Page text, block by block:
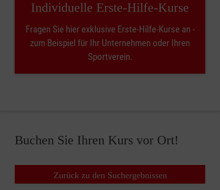
Individuelle Erste-Hilfe-Kurse
Fragen Sie hier exklusive Erste-Hilfe-Kurse an -
zum Beispiel für Ihr Unternehmen oder Ihren
Sportverein.
Buchen Sie Ihren Kurs vor Ort!
Zurück zu den Suchergebnissen